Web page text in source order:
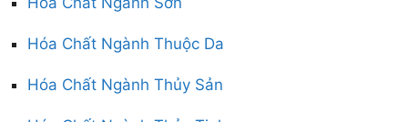
Hóa Chất Ngành Thuộc Da
Hóa Chất Ngành Thủy Sản